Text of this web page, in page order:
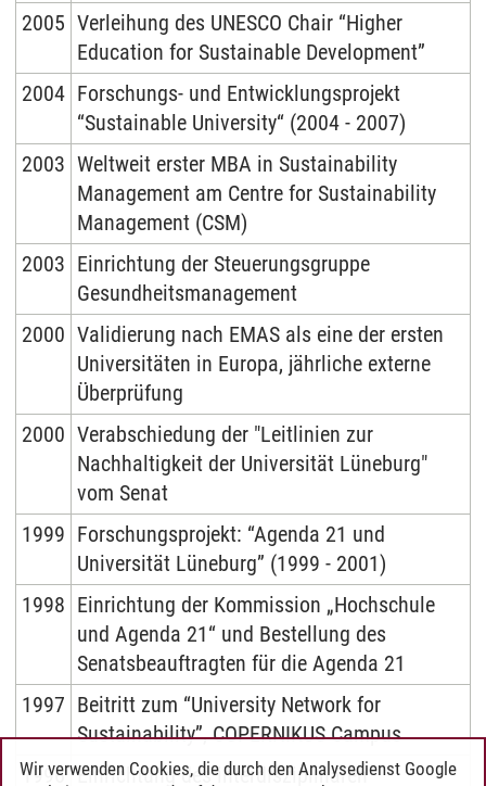
2005 Verleihung des UNESCO Chair “Higher
Education for Sustainable Development”
2004 Forschungs- und Entwicklungsprojekt
“Sustainable University“ (2004 - 2007)
2003 Weltweit erster MBA in Sustainability
Management am Centre for Sustainability
Management (CSM)
2003 Einrichtung der Steuerungsgruppe
Gesundheitsmanagement
2000 Validierung nach EMAS als eine der ersten
Universitäten in Europa, jährliche externe
Überprüfung
2000 Verabschiedung der "Leitlinien zur
Nachhaltigkeit der Universität Lüneburg"
vom Senat
1999 Forschungsprojekt: “Agenda 21 und
Universität Lüneburg” (1999 - 2001)
1998 Einrichtung der Kommission „Hochschule
und Agenda 21“ und Bestellung des
Senatsbeauftragten für die Agenda 21
1997 Beitritt zum “University Network for
Sustainability”, COPERNIKUS Campus
1996 Einrichtung des interdisziplinären
Wir verwenden Cookies, die durch den Analysedienst Google